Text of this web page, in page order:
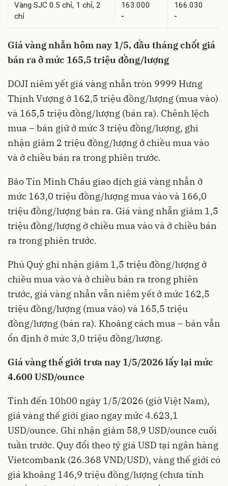
Vàng SJC 0.5 chỉ, 1 chỉ, 2
chỉ
163.000
-
166.030
-
Giá vàng nhẫn hôm nay 1/5, đầu tháng chốt giá
bán ra ở mức 165,5 triệu đồng/lượng
DOJI niêm yết giá vàng nhẫn tròn 9999 Hưng
Thịnh Vượng ở 162,5 triệu đồng/lượng (mua vào)
và 165,5 triệu đồng/lượng (bán ra). Chênh lệch
mua – bán giữ ở mức 3 triệu đồng/lượng, ghi
nhận giảm 2 triệu đồng/lượng ở chiều mua vào
và ở chiều bán ra trong phiên trước.
Bảo Tín Minh Châu giao dịch giá vàng nhẫn ở
mức 163,0 triệu đồng/lượng mua vào và 166,0
triệu đồng/lượng bán ra. Giá vàng nhẫn giảm 1,5
triệu đồng/lượng ở chiều mua vào và ở chiều bán
ra trong phiên trước.
Phú Quý ghi nhận giảm 1,5 triệu đồng/lượng ở
chiều mua vào và ở chiều bán ra trong phiên
trước, giá vàng nhẫn vẫn niêm yết ở mức 162,5
triệu đồng/lượng (mua vào) và 165,5 triệu
đồng/lượng (bán ra). Khoảng cách mua – bán vẫn
ổn định ở mức 3,0 triệu đồng/lượng.
Giá vàng thế giới trưa nay 1/5/2026 lấy lại mức
4.600 USD/ounce
Tính đến 10h00 ngày 1/5/2026 (giờ Việt Nam),
giá vàng thế giới giao ngay mức 4.623,1
USD/ounce. Ghi nhận giảm 58,9 USD/ounce cuối
tuần trước. Quy đổi theo tỷ giá USD tại ngân hàng
Vietcombank (26.368 VND/USD), vàng thế giới có
giá khoảng 146,9 triệu đồng/lượng (chưa tính